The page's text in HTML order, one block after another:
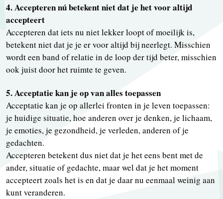
4. Accepteren nú betekent niet dat je het voor altijd
accepteert
Accepteren dat iets nu niet lekker loopt of moeilijk is,
betekent niet dat je je er voor altijd bij neerlegt. Misschien
wordt een band of relatie in de loop der tijd beter, misschien
ook juist door het ruimte te geven.
5. Acceptatie kan je op van alles toepassen
Acceptatie kan je op allerlei fronten in je leven toepassen:
je huidige situatie, hoe anderen over je denken, je lichaam,
je emoties, je gezondheid, je verleden, anderen of je
gedachten.
Accepteren betekent dus niet dat je het eens bent met de
ander, situatie of gedachte, maar wel dat je het moment
accepteert zoals het is en dat je daar nu eenmaal weinig aan
kunt veranderen.